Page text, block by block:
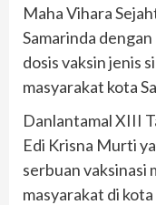
Maha Vihara
Samarinda
dosis vaksin jenis
masyarakat kota
Danlantamal XIII
Edi Krisna Murti
serbuan vaksinasi
masyarakat di